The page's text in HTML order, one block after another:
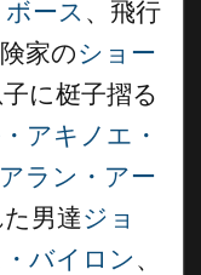
ース 、飛行
家のショー
に梃子摺る
アキノエ・
アラン・アー
男達ジョ
バイロン 、